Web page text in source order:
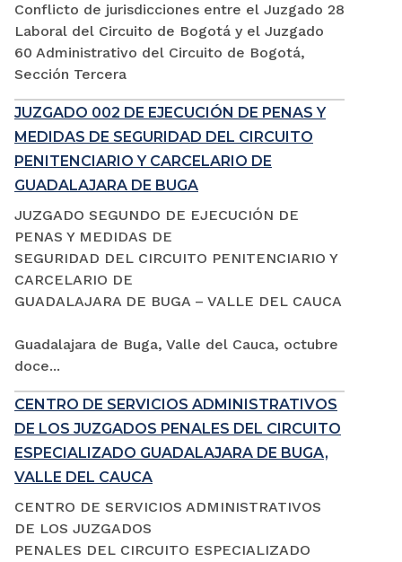
Conflicto de jurisdicciones entre el Juzgado 28
Laboral del Circuito de Bogotá y el Juzgado
60 Administrativo del Circuito de Bogotá,
Sección Tercera
JUZGADO 002 DE EJECUCIÓN DE PENAS Y
MEDIDAS DE SEGURIDAD DEL CIRCUITO
PENITENCIARIO Y CARCELARIO DE
GUADALAJARA DE BUGA
JUZGADO SEGUNDO DE EJECUCIÓN DE
PENAS Y MEDIDAS DE
SEGURIDAD DEL CIRCUITO PENITENCIARIO Y
CARCELARIO DE
GUADALAJARA DE BUGA – VALLE DEL CAUCA
Guadalajara de Buga, Valle del Cauca, octubre
doce...
CENTRO DE SERVICIOS ADMINISTRATIVOS
DE LOS JUZGADOS PENALES DEL CIRCUITO
ESPECIALIZADO GUADALAJARA DE BUGA,
VALLE DEL CAUCA
CENTRO DE SERVICIOS ADMINISTRATIVOS
DE LOS JUZGADOS
PENALES DEL CIRCUITO ESPECIALIZADO